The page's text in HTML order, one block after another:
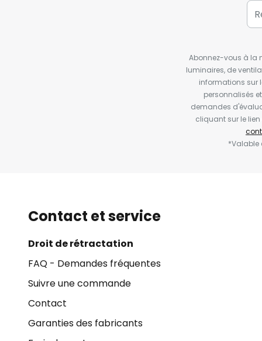
Abonnez-vous à la
luminaires, de
informations sur
personnalisés
demandes
cliquant sur le
*Valable
Contact et service
Droit de rétractation
FAQ - Demandes fréquentes
Suivre une commande
Contact
Garanties des fabricants